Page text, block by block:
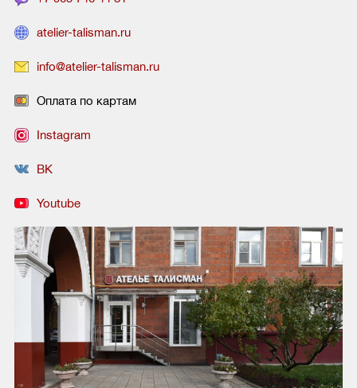
atelier-talisman.ru
info@atelier-talisman.ru
Оплата по картам
Instagram
ВК
Youtube